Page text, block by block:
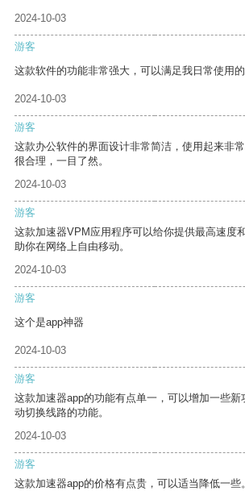
2024-10-03
游客
这款软件的功能非常强大，可以满足我日常使用的
2024-10-03
游客
这款办公软件的界面设计非常简洁，使用起来非
很合理，一目了然。
2024-10-03
游客
这款加速器VPM应用程序可以给你提供最高速度
助你在网络上自由移动。
2024-10-03
游客
这个是app神器
2024-10-03
游客
这款加速器app的功能有点单一，可以增加一些新
动切换线路的功能。
2024-10-03
游客
这款加速器app的价格有点贵，可以适当降低一些